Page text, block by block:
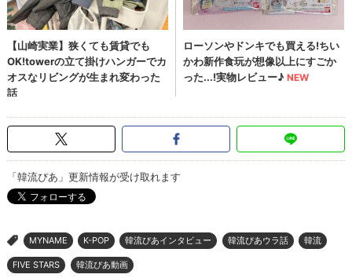
「韓流ぴあ」更新情報が受け取れます
> MYNAME K-POP 韓流ぴあインタビュー 韓流ぴあウラ話 韓流
FIVE STARS 韓流ぴあ動画